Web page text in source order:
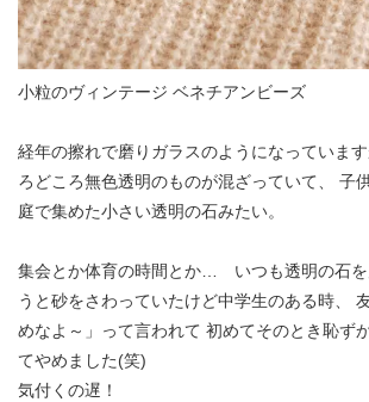
小粒のヴィンテージ ベネチアンビーズ
経年の擦れで磨りガラスのようになっています
ろどころ無色透明のものが混ざっていて、 子
庭で集めた小さい透明の石みたい。
集会とか体育の時間とか… いつも透明の石を
うと砂をさわっていたけど中学生のある時、
めなよ～」って言われて 初めてそのとき恥ず
てやめました(笑)
気付くの遅！